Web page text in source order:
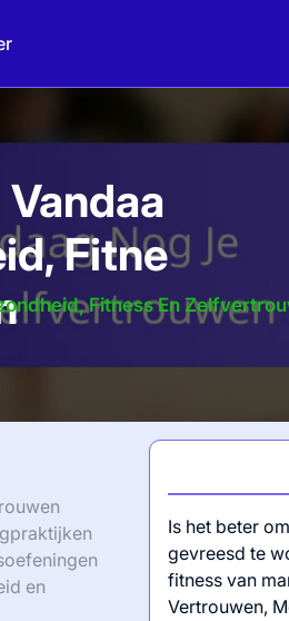
Fitne
Fitness En
en
Is het beter
gevreesd te
fitness van
Vertrouwen,